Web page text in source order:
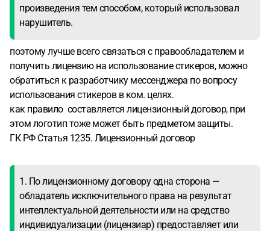
произведения тем способом, который использовал
нарушитель.
поэтому лучше всего связаться с правообладателем и
получить лицензию на использование стикеров, можно
обратиться к разработчику мессенджера по вопросу
использования стикеров в ком. целях.
как правило составляется лицензионный договор, при
этом логотип тоже может быть предметом защиты.
ГК РФ Статья 1235. Лицензионный договор
1. По лицензионному договору одна сторона —
обладатель исключительного права на результат
интеллектуальной деятельности или на средство
индивидуализации (лицензиар) предоставляет или